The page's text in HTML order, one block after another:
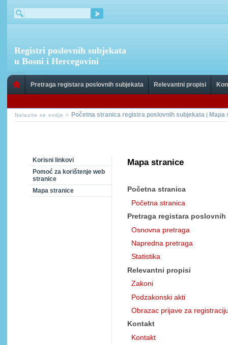
Registri poslovnih subjekata
u Bosni i Hercegovini
Pretraga registara poslovnih subjekata Relevantni propisi
Nalazite se ovdje > Početna stranica registra poslovnih subjekata | Mapa
Korisni linkovi
Pomoć za korištenje web
stranice
Mapa stranice
Mapa stranice
Početna stranica
Početna stranica
Pretraga registara
Osnovna pretraga
Napredna pretraga
Statistika
Relevantni propisi
Zakoni
Podzakonski akti
Obrazac prijave za
Kontakt
Kontakt